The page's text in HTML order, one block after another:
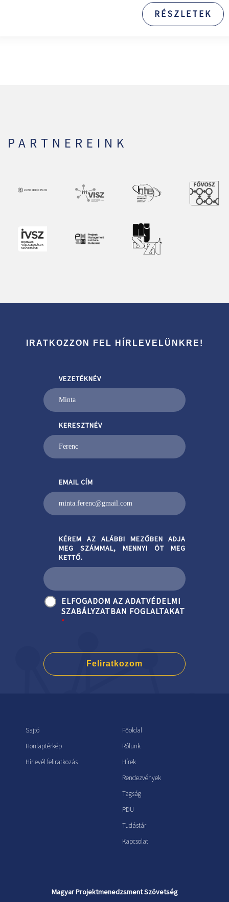
RÉSZLETEK
PARTNEREINK
IRATKOZZON FEL HÍRLEVELÜNKRE!
VEZETÉKNÉV
KERESZTNÉV
EMAIL CÍM
KÉREM AZ ALÁBBI MEZŐBEN ADJA
MEG SZÁMMAL, MENNYI ÖT MEG
KETTŐ.
ELFOGADOM AZ ADATVÉDELMI
SZABÁLYZATBAN FOGLALTAKAT
*
Feliratkozom
Sajtó
Honlaptérkép
Hírlevél feliratkozás
Főoldal
Rólunk
Hírek
Rendezvények
Tagság
PDU
Tudástár
Kapcsolat
Magyar Projektmenedzsment Szövetség